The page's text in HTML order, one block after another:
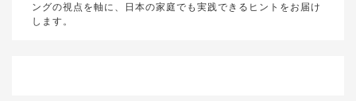
ングの視点を軸に、日本の家庭でも実践できるヒントをお届け
します。